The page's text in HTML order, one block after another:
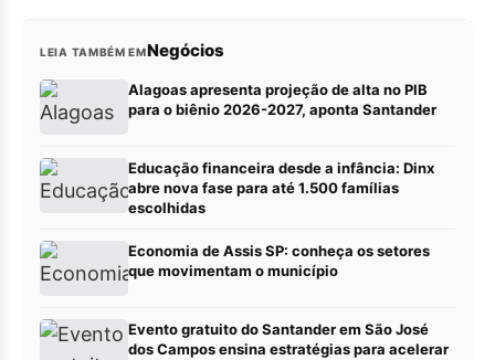
LEIA TAMBÉM EMNegócios
Alagoas apresenta projeção de alta no PIB
para o biênio 2026-2027, aponta Santander
Educação financeira desde a infância: Dinx
abre nova fase para até 1.500 famílias
escolhidas
Economia de Assis SP: conheça os setores
que movimentam o município
Evento gratuito do Santander em São José
dos Campos ensina estratégias para acelerar